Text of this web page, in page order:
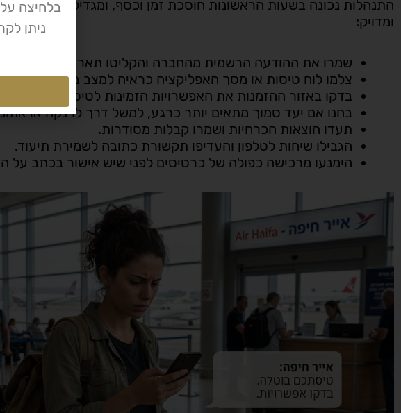
התנהלות נכונה בשעות הראשונות חוסכת זמן וכסף, ומגדילה את הסיכוי
ומדויק:
שמרו את ההודעה הרשמית מהחברה והקליטו תאריך ושעה.
צלמו לוח טיסות או מסך האפליקציה כראיה למצב בזמן אמת.
בדקו באזור ההזמנות את האפשרויות הזמינות לטיסה חלופית.
בחנו אם יעד סמוך מתאים יותר כרגע, למשל דרך לרנקה או
תעדו הוצאות הכרחיות ושמרו קבלות מסודרות.
הגבילו שיחות לטלפון והעדיפו תקשורת כתובה לשמירת תיעוד.
הימנעו מרכישה כפולה של כרטיסים לפני שיש אישור בכתב על
בלחיצה
ניתן